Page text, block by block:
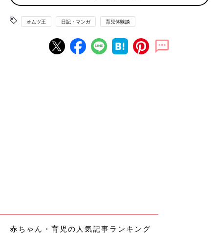
オムツ王 日記・マンガ 育児体験談
赤ちゃん・育児の人気記事ランキング